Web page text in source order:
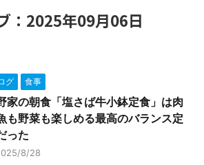
：2025年09月06日
グ 食事
家の朝食「塩さば牛小鉢定食」は肉
も野菜も楽しめる最高のバランス定
った
8/28